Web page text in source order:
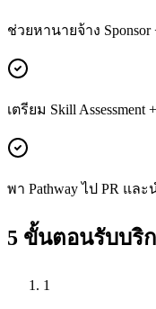
ช่วยหานายจ้าง
เตรียม Skill Assessment
พา Pathway ไป PR แล
5 ขั้นตอนรับบริ
1